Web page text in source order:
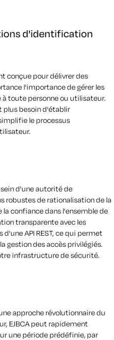
d'identification
conçue pour délivrer des
l'importancede gérer les
toute personne ou utilisateur.
plus besoin d'établir
le processus
d'une autorité de
robustes de rationalisation de la
la confiance dans l'ensemble de
transparente avec les
API REST, ce qui permet
gestion des accès privilégiés.
infrastructure de sécurité.
approche révolutionnaire du
EJBCA peut rapidement
une période prédéfinie, par